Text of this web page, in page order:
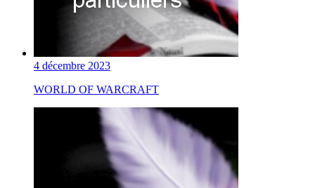
4 décembre 2023
WORLD OF WARCRAFT